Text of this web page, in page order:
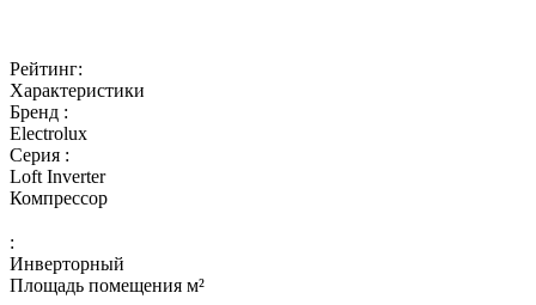
Рейтинг:
Характеристики
Бренд :
Electrolux
Серия :
Loft Inverter
Компрессор
:
Инверторный
Площадь помещения м²